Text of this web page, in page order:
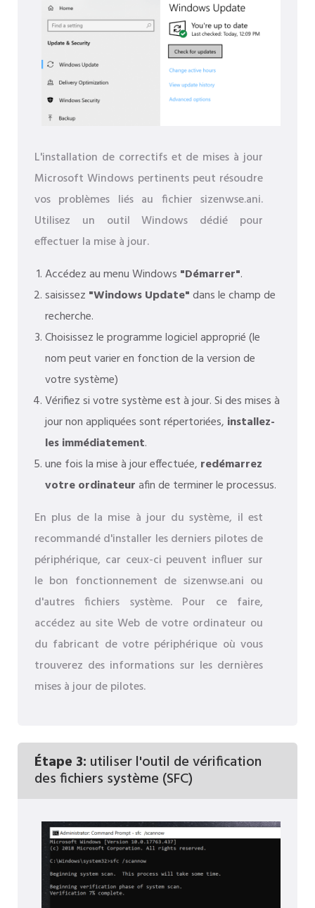
L'installation de correctifs et de mises à jour
Microsoft Windows pertinents peut résoudre
vos problèmes liés au fichier sizenwse.ani.
Utilisez un outil Windows dédié pour
effectuer la mise à jour.
Accédez au menu Windows "Démarrer".
saisissez "Windows Update"dans le champ de
recherche.
Choisissez le programme logiciel approprié (le
nom peut varier en fonction de la version de
votre système)
Vérifiez si votre système est à jour. Si des mises à
jour non appliquées sont répertoriées, installez-
les immédiatement.
une fois la mise à jour effectuée, redémarrez
votre ordinateurafin de terminer le processus.
En plus de la mise à jour du système, il est
recommandé d'installer les derniers pilotes de
périphérique, car ceux-ci peuvent influer sur
le bon fonctionnement de sizenwse.ani ou
d'autres fichiers système. Pour ce faire,
accédez au site Web de votre ordinateur ou
du fabricant de votre périphérique où vous
trouverez des informations sur les dernières
mises à jour de pilotes.
Étape 3: utiliser l'outil de vérification
des fichiers système (SFC)